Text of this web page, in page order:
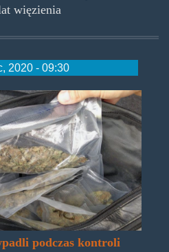
więzienia
2020 - 09:30
podczas kontroli